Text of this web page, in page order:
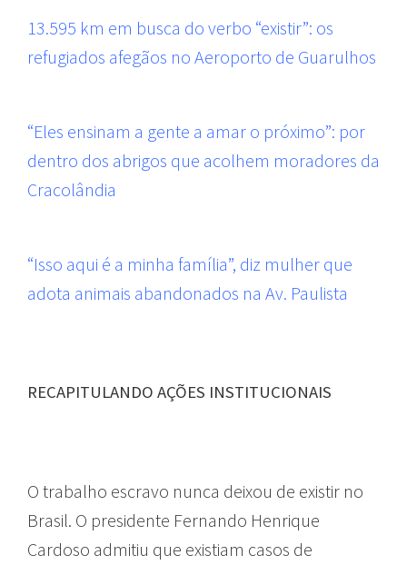
13.595 km em busca do verbo “existir”: os
refugiados afegãos no Aeroporto de Guarulhos
“Eles ensinam a gente a amar o próximo”: por
dentro dos abrigos que acolhem moradores da
Cracolândia
“Isso aqui é a minha família”, diz mulher que
adota animais abandonados na Av. Paulista
RECAPITULANDO AÇÕES INSTITUCIONAIS
O trabalho escravo nunca deixou de existir no
Brasil. O presidente Fernando Henrique
Cardoso admitiu que existiam casos de